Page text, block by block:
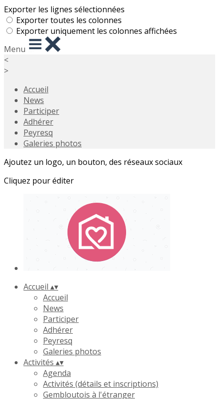
Exporter les lignes sélectionnées
Exporter toutes les colonnes
Exporter uniquement les colonnes affichées
Menu
<
>
Accueil
News
Participer
Adhérer
Peyresq
Galeries photos
Ajoutez un logo, un bouton, des réseaux sociaux
Cliquez pour éditer
Accueil ▴▾
Accueil
News
Participer
Adhérer
Peyresq
Galeries photos
Activités ▴▾
Agenda
Activités (détails et inscriptions)
Gembloutois à l'étranger